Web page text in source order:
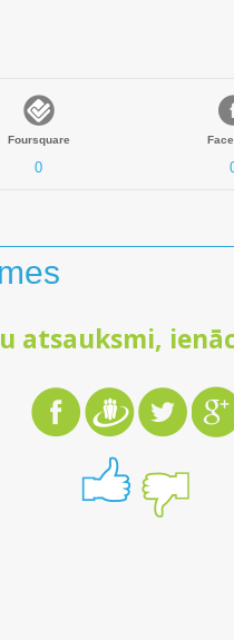
Foursquare
0
atsauksmi,